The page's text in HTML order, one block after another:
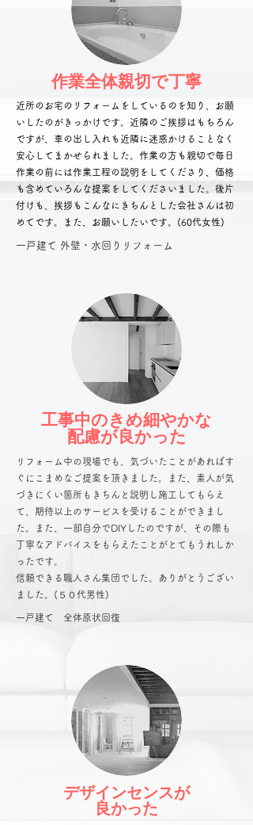
作業全体親切で丁寧
近所のお宅のリフォームをしているのを知り、お願
いしたのがきっかけです。近隣のご挨拶はもちろん
ですが、車の出し入れも近隣に迷惑かけることなく
安心してまかせられました。作業の方も親切で毎日
作業の前には作業工程の説明をしてくださり、価格
も含めていろんな提案をしてくださいました。後片
付けも、挨拶もこんなにきちんとした会社さんは初
めてです。また、お願いしたいです。(60代女性)
​一戸建て 外壁・水回りリフォーム
工事中のきめ細やかな
配慮が良かった
リフォーム中の現場でも、気づいたことがあればす
ぐにこまめなご提案を頂きました。また、素人が気
づきにくい箇所もきちんと説明し施工してもらえ
て、期待以上のサービスを受けることができまし
た。また、一部自分でDIYしたのですが、その際も
丁寧なアドバイスをもらえたことがとてもうれしか
ったです。
​信頼できる職人さん集団でした。ありがとうござい
ました。(５０代男性)
​一戸建て 全体原状回復
デザインセンスが
​良かった